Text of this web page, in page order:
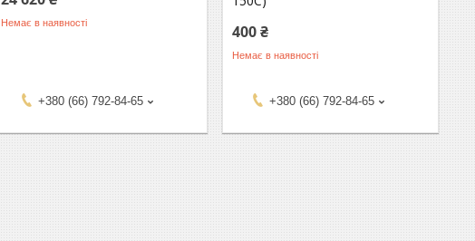
Немає в наявності
+380 (66) 792-84-65
400 ₴
Немає в наявності
+380 (66) 792-84-65